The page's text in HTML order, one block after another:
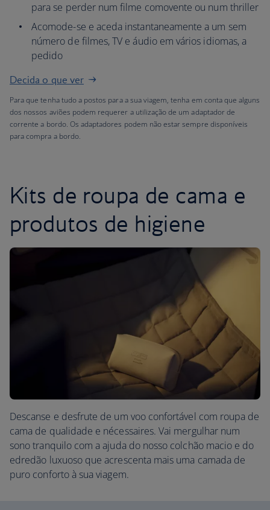
para se perder num filme comovente ou num thriller
Acomode-se e aceda instantaneamente a um sem
número de filmes, TV e áudio em vários idiomas, a
pedido
Decida o que ver
Para que tenha tudo a postos para a sua viagem, tenha em conta que alguns
dos nossos aviões podem requerer a utilização de um adaptador de
corrente a bordo. Os adaptadores podem não estar sempre disponíveis
para compra a bordo.
Kits de roupa de cama e
produtos de higiene
Descanse e desfrute de um voo confortável com roupa de
cama de qualidade e nécessaires. Vai mergulhar num
sono tranquilo com a ajuda do nosso colchão macio e do
edredão luxuoso que acrescenta mais uma camada de
puro conforto à sua viagem.